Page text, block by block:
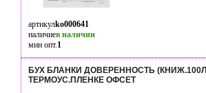
артикулko000641
наличиев наличии
мин опт.1
БУХ БЛАНКИ ДОВЕРЕННОСТЬ
ТЕРМОУС.ПЛЕНКЕ ОФСЕТ